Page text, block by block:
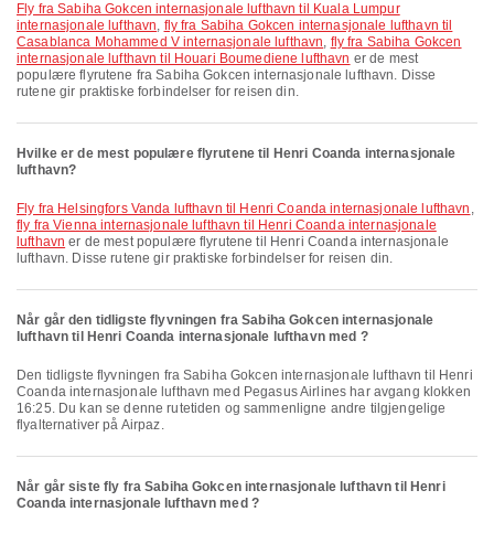
fly fra Sabiha Gokcen internasjonale lufthavn til Kuala Lumpur
internasjonale lufthavn, fly fra Sabiha Gokcen internasjonale lufthavn til
Casablanca Mohammed V internasjonale lufthavn, fly fra Sabiha Gokcen
internasjonale lufthavn til Houari Boumediene lufthavn er de mest
populære flyrutene fra Sabiha Gokcen internasjonale lufthavn. Disse
rutene gir praktiske forbindelser for reisen din.
Hvilke er de mest populære flyrutene til Henri Coanda internasjonale
lufthavn?
fly fra Helsingfors Vanda lufthavn til Henri Coanda internasjonale lufthavn ,
fly fra Vienna internasjonale lufthavn til Henri Coanda internasjonale
lufthavn er de mest populære flyrutene til Henri Coanda internasjonale
lufthavn. Disse rutene gir praktiske forbindelser for reisen din.
Når går den tidligste flyvningen fra Sabiha Gokcen internasjonale
lufthavn til Henri Coanda internasjonale lufthavn med ?
Den tidligste flyvningen fra Sabiha Gokcen internasjonale lufthavn til Henri
Coanda internasjonale lufthavn med Pegasus Airlines har avgang klokken
16:25. Du kan se denne rutetiden og sammenligne andre tilgjengelige
flyalternativer på Airpaz.
Når går siste fly fra Sabiha Gokcen internasjonale lufthavn til Henri
Coanda internasjonale lufthavn med ?